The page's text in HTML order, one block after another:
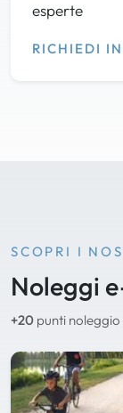
esperte
RICHIEDI
SCOPRI I
Noleggi
+20 punti